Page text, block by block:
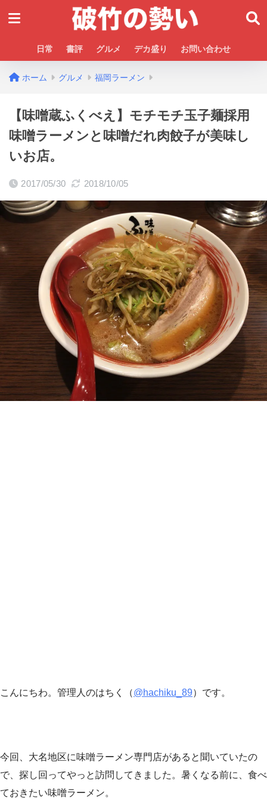
日常 書評 グルメ デカ盛り お問い合わせ
ホーム グルメ 福岡ラーメン
【味噌蔵ふくべえ】モチモチ玉子麺採用
味噌ラーメンと味噌だれ肉餃子が美味し
いお店。
2017/05/30 2018/10/05
こんにちわ。管理人のはちく（@hachiku_89）です。
今回、大名地区に味噌ラーメン専門店があると聞いていたの
で、探し回ってやっと訪問してきました。暑くなる前に、食べ
ておきたい味噌ラーメン。